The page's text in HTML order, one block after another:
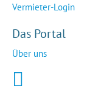
Vermieter-Login
Das Portal
Über uns